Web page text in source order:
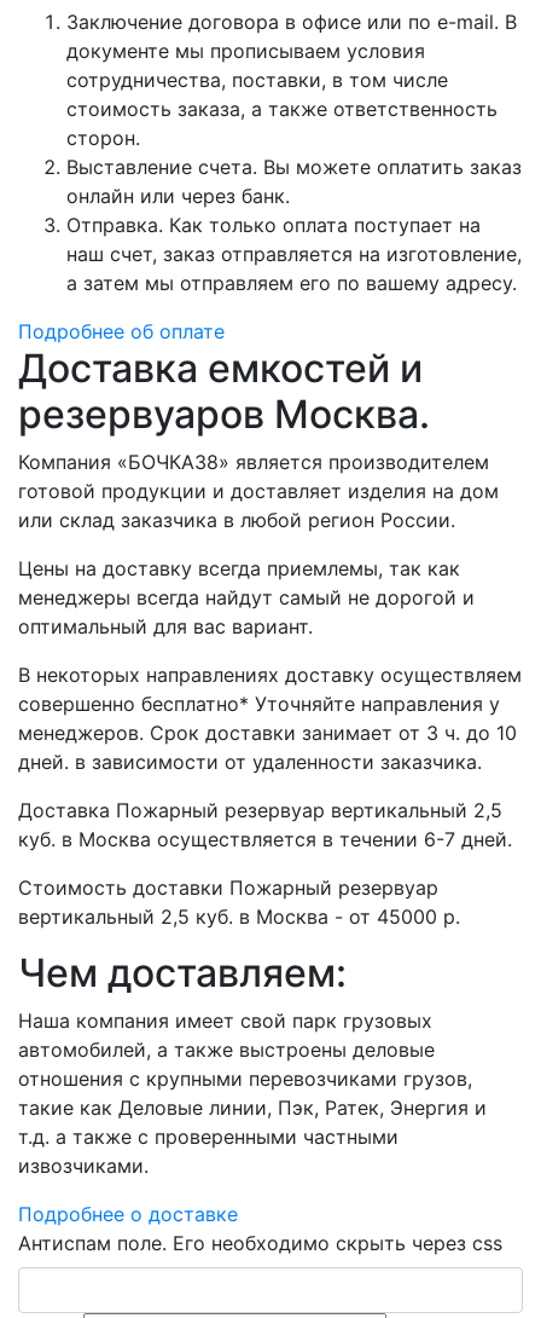
Заключение договора в офисе или по e-mail. В
документе мы прописываем условия
сотрудничества, поставки, в том числе
стоимость заказа, а также ответственность
сторон.
Выставление счета. Вы можете оплатить заказ
онлайн или через банк.
Отправка. Как только оплата поступает на
наш счет, заказ отправляется на изготовление,
а затем мы отправляем его по вашему адресу.
Подробнее об оплате
Доставка емкостей и
резервуаров Москва.
Компания «БОЧКА38» является производителем
готовой продукции и доставляет изделия на дом
или склад заказчика в любой регион России.
Цены на доставку всегда приемлемы, так как
менеджеры всегда найдут самый не дорогой и
оптимальный для вас вариант.
В некоторых направлениях доставку осуществляем
совершенно бесплатно* Уточняйте направления у
менеджеров. Срок доставки занимает от 3 ч. до 10
дней. в зависимости от удаленности заказчика.
Доставка Пожарный резервуар вертикальный 2,5
куб. в Москва осуществляется в течении 6-7 дней.
Стоимость доставки Пожарный резервуар
вертикальный 2,5 куб. в Москва - от 45000 р.
Чем доставляем:
Наша компания имеет свой парк грузовых
автомобилей, а также выстроены деловые
отношения с крупными перевозчиками грузов,
такие как Деловые линии, Пэк, Ратек, Энергия и
т.д. а также с проверенными частными
извозчиками.
Подробнее о доставке
Антиспам поле. Его необходимо скрыть через css